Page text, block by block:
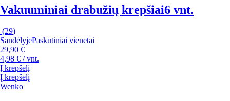
Vakuuminiai drabužių krepšiai6 vnt.
(29)
SandėlyjePaskutiniai vienetai
29,90 €
4,98 € / vnt.
Į krepšelį
Į krepšelį
Wenko